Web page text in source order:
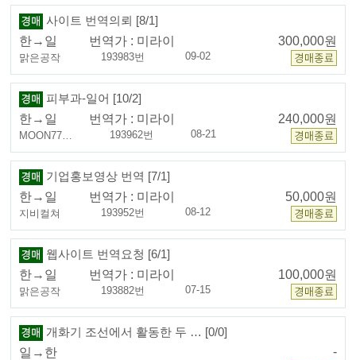
사이트 번역의뢰 [8/1]
한→일
번역가 : 미라이 300,000원
맑은공작 193983번 09-02
피부과-일어 [10/2]
한→일
번역가 : 미라이 240,000원
MOON77… 193962번 08-21
기업홍보영상 번역 [7/1]
한→일
번역가 : 미라이 50,000원
지비컬쳐 193952번 08-12
웹사이트 번역요청 [6/1]
한→일
번역가 : 미라이 100,000원
맑은공작 193882번 07-15
개화기 조선에서 활동한 두 … [0/0]
일→한
-